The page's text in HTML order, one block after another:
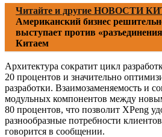
Читайте и другие НОВОСТИ
Американский бизнес
выступает против
Китаем
Архитектура сократит цикл
20 процентов и значительно
разработки. Взаимозаменяемость и
модульных компонентов между
80 процентов, что позволит XPeng
разнообразные потребности
говорится в сообщении.